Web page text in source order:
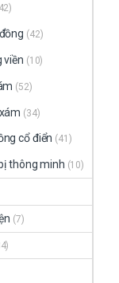
(42)
viền (10)
(52)
(34)
cổ điển (41)
thông minh (10)
(7)